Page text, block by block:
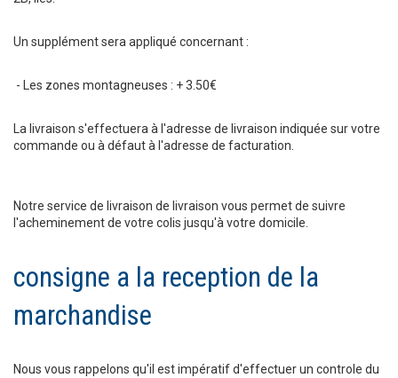
Un supplément sera appliqué concernant :
- Les zones montagneuses : + 3.50€
La livraison s'effectuera à l'adresse de livraison indiquée sur votre
commande ou à défaut à l'adresse de facturation.
Notre service de livraison de livraison vous permet de suivre
l'acheminement de votre colis jusqu'à votre domicile.
consigne a la reception de la
marchandise
Nous vous rappelons qu'il est impératif d'effectuer un controle du